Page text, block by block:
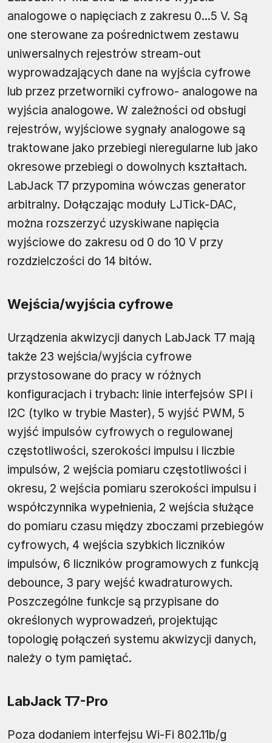
analogowe o napięciach z zakresu 0...5 V. Są
one sterowane za pośrednictwem zestawu
uniwersalnych rejestrów stream-out
wyprowadzających dane na wyjścia cyfrowe
lub przez przetworniki cyfrowo- analogowe na
wyjścia analogowe. W zależności od obsługi
rejestrów, wyjściowe sygnały analogowe są
traktowane jako przebiegi nieregularne lub jako
okresowe przebiegi o dowolnych kształtach.
LabJack T7 przypomina wówczas generator
arbitralny. Dołączając moduły LJTick-DAC,
można rozszerzyć uzyskiwane napięcia
wyjściowe do zakresu od 0 do 10 V przy
rozdzielczości do 14 bitów.
Wejścia/wyjścia cyfrowe
Urządzenia akwizycji danych LabJack T7 mają
także 23 wejścia/wyjścia cyfrowe
przystosowane do pracy w różnych
konfiguracjach i trybach: linie interfejsów SPI i
I2C (tylko w trybie Master), 5 wyjść PWM, 5
wyjść impulsów cyfrowych o regulowanej
częstotliwości, szerokości impulsu i liczbie
impulsów, 2 wejścia pomiaru częstotliwości i
okresu, 2 wejścia pomiaru szerokości impulsu i
współczynnika wypełnienia, 2 wejścia służące
do pomiaru czasu między zboczami przebiegów
cyfrowych, 4 wejścia szybkich liczników
impulsów, 6 liczników programowych z funkcją
debounce, 3 pary wejść kwadraturowych.
Poszczególne funkcje są przypisane do
określonych wyprowadzeń, projektując
topologię połączeń systemu akwizycji danych,
należy o tym pamiętać.
LabJack T7-Pro
Poza dodaniem interfejsu Wi-Fi 802.11b/g